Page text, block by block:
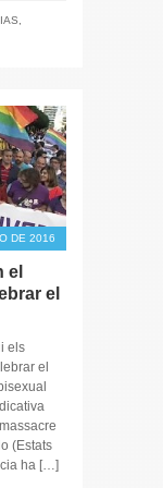
DE 2016
el
el
els
el
(Estats
ha […]